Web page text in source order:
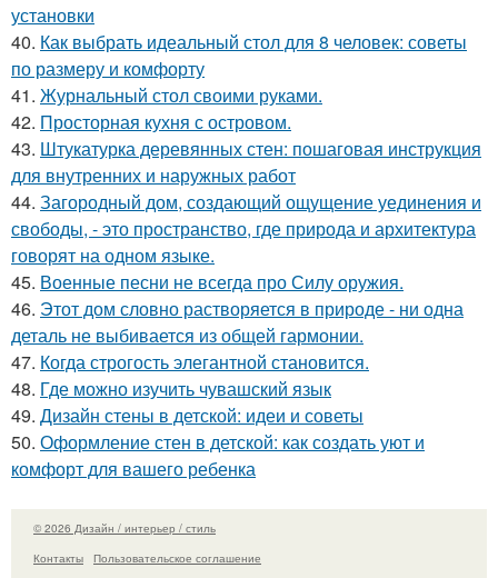
установки
40. Как выбрать идеальный стол для 8 человек: советы
по размеру и комфорту
41. Журнальный стол своими руками.
42. Просторная кухня с островом.
43. Штукатурка деревянных стен: пошаговая инструкция
для внутренних и наружных работ
44. Загородный дом, создающий ощущение уединения и
свободы, - это пространство, где природа и архитектура
говорят на одном языке.
45. Военные песни не всегда про Силу оружия.
46. Этот дом словно растворяется в природе - ни одна
деталь не выбивается из общей гармонии.
47. Когда строгость элегантной становится.
48. Где можно изучить чувашский язык
49. Дизайн стены в детской: идеи и советы
50. Оформление стен в детской: как создать уют и
комфорт для вашего ребенка
© 2026 Дизайн / интерьер / стиль
Контакты
Пользовательское соглашение